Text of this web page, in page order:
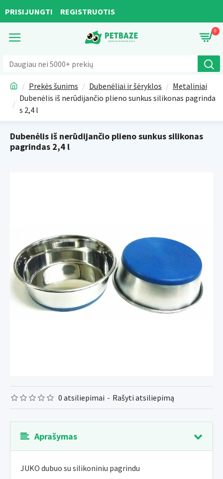
PRISIJUNGTI REGISTRUOTIS
0
Prekės šunims Dubenėliai ir šėryklos
Metaliniai
Dubenėlis iš nerūdijančio plieno sunkus silikonas pagrinda
s 2,4 l
Dubenėlis iš nerūdijančio plieno sunkus silikonas
pagrindas 2,4 l
0 atsiliepimai - Rašyti atsiliepimą
Aprašymas
JUKO dubuo su silikoniniu pagrindu